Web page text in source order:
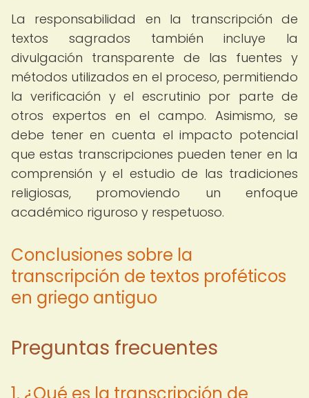
La responsabilidad en la transcripción de
textos sagrados también incluye la
divulgación transparente de las fuentes y
métodos utilizados en el proceso, permitiendo
la verificación y el escrutinio por parte de
otros expertos en el campo. Asimismo, se
debe tener en cuenta el impacto potencial
que estas transcripciones pueden tener en la
comprensión y el estudio de las tradiciones
religiosas, promoviendo un enfoque
académico riguroso y respetuoso.
Conclusiones sobre la
transcripción de textos proféticos
en griego antiguo
Preguntas frecuentes